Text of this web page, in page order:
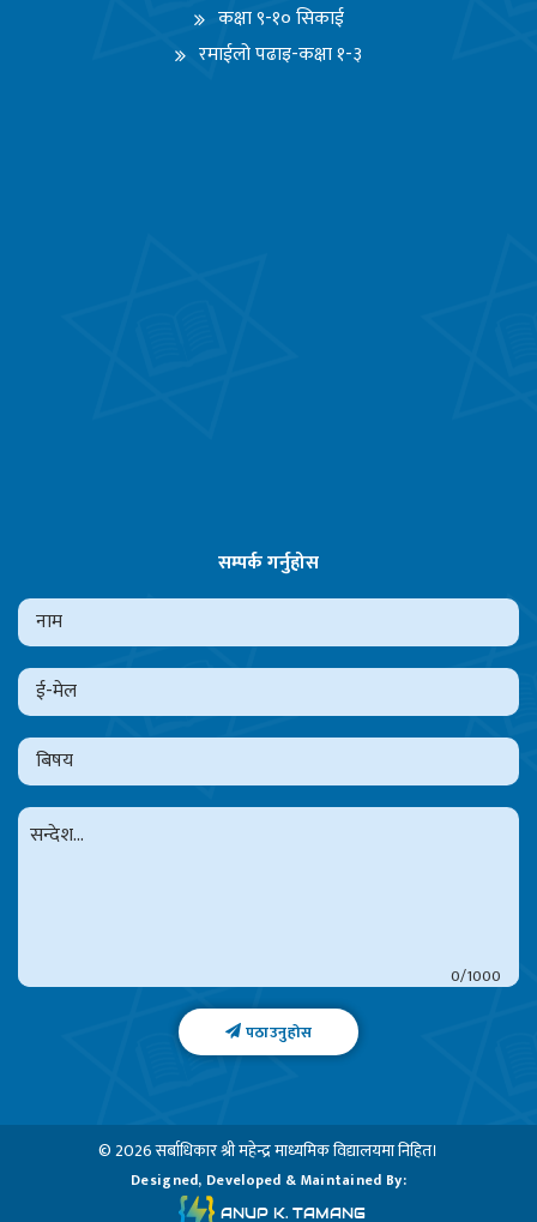
कक्षा ९-१० सिकाई
रमाईलो पढाइ-कक्षा १-३
सम्पर्क गर्नुहोस
0
पठाउनुहोस
© 2026 सर्बाधिकारश्री महेन्द्र माध्यमिक विद्यालयमा निहित।
Designed, Developed & Maintained By:
ANUP K. TAMANG